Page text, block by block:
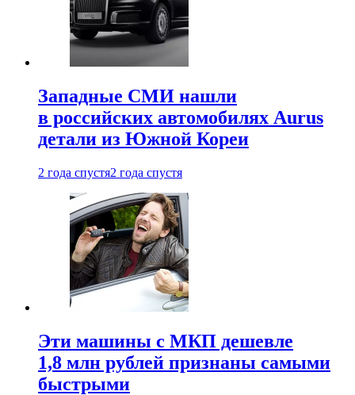
Западные СМИ нашли
в российских автомобилях Aurus
детали из Южной Кореи
2 года спустя2 года спустя
Эти машины с МКП дешевле
1,8 млн рублей признаны самыми
быстрыми